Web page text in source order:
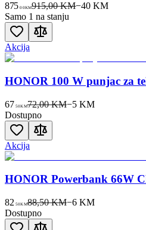
875 00KM915,00 KM−40 KM
Samo 1 na stanju
Akcija
HONOR 100 W punjac za
67 50KM72,00 KM−5KM
Dostupno
Akcija
HONOR Powerbank 66W
82 50KM88,50 KM−6KM
Dostupno